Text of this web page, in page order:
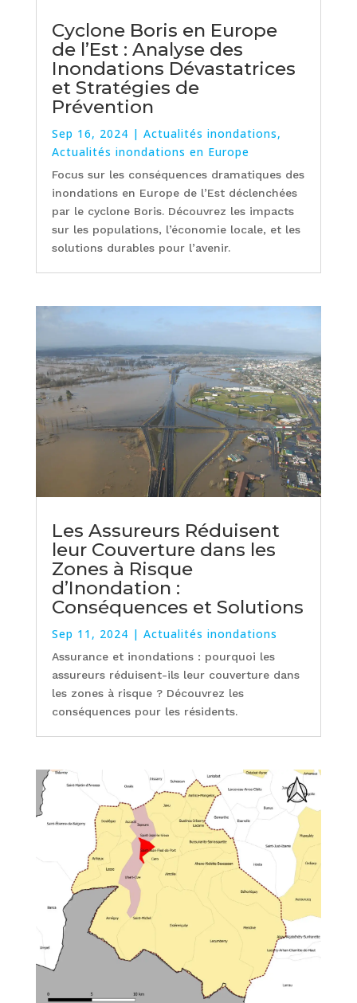
Cyclone Boris en Europe
de l’Est : Analyse des
Inondations Dévastatrices
et Stratégies de
Prévention
Sep 16, 2024 | Actualités inondations,
Actualités inondations en Europe
Focus sur les conséquences dramatiques des
inondations en Europe de l’Est déclenchées
par le cyclone Boris. Découvrez les impacts
sur les populations, l’économie locale, et les
solutions durables pour l’avenir.
Les Assureurs Réduisent
leur Couverture dans les
Zones à Risque
d’Inondation :
Conséquences et Solutions
Sep 11, 2024 | Actualités inondations
Assurance et inondations : pourquoi les
assureurs réduisent-ils leur couverture dans
les zones à risque ? Découvrez les
conséquences pour les résidents.